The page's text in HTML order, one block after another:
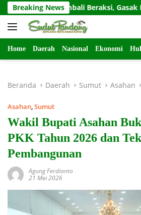
Langsung
ke
konten
Breaking News
Kembali Beraksi, Gasak Kotak
Home Daerah Nasional Ekonomi
Beranda Daerah Sumut Asahan
Asahan,Sumut
Wakil Bupati Asahan
PKK Tahun 2026 dan
Pembangunan
Agung Ferdianto
21 Mei 2026